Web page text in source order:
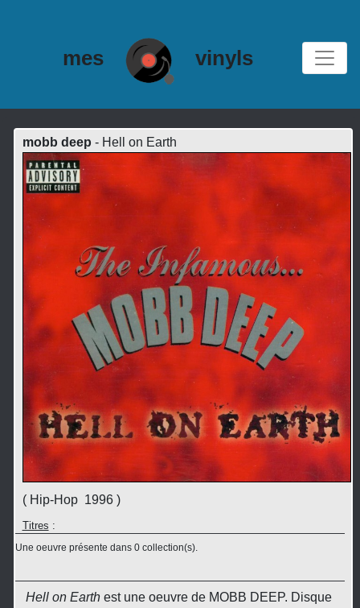
mes vinyls
mobb deep - Hell on Earth
( Hip-Hop 1996 )
Titres :
Une oeuvre présente dans 0 collection(s).
Hell on Earthest une oeuvre de MOBB DEEP. Disque